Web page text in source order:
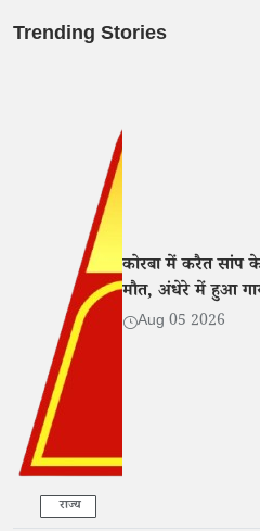
Trending Stories
राज्य
कोरबा में करैत सांप
मौत, अंधेरे में हुआ
Aug 05 2026